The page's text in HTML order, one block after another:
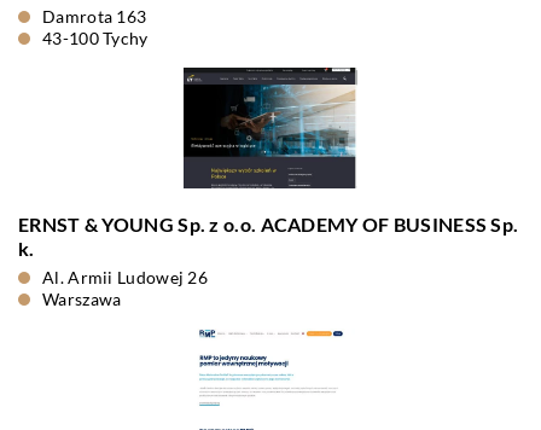
Damrota 163
43-100 Tychy
ERNST & YOUNG Sp. z o.o. ACADEMY OF BUSINESS Sp.
k.
Al. Armii Ludowej 26
Warszawa